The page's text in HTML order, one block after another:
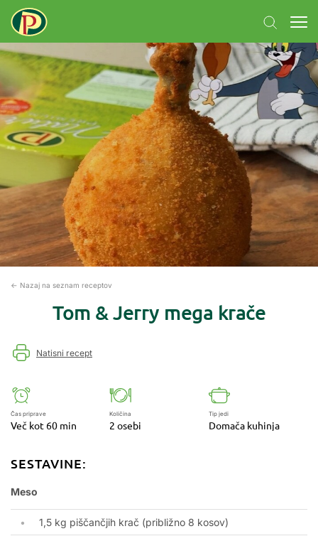
← Nazaj na seznam receptov
Tom & Jerry mega krače
Natisni recept
Čas priprave
Več kot 60 min
Količina
2 osebi
Tip jedi
Domača kuhinja
SESTAVINE:
Meso
1,5 kg piščančjih krač (približno 8 kosov)